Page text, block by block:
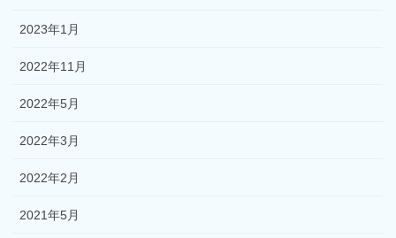
2023年1月
2022年11月
2022年5月
2022年3月
2022年2月
2021年5月